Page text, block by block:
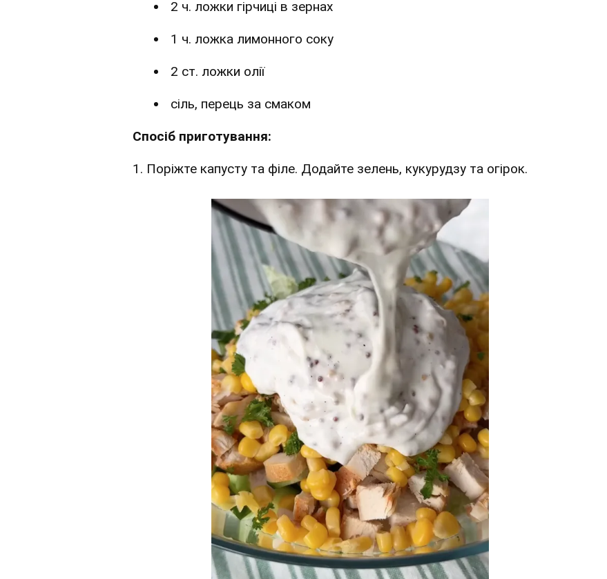
2 ч. ложки гірчиці в зернах
1 ч. ложка лимонного соку
2 ст. ложки олії
сіль, перець за смаком
Спосіб приготування:
1. Поріжте капусту та філе. Додайте зелень, кукурудзу та огірок.